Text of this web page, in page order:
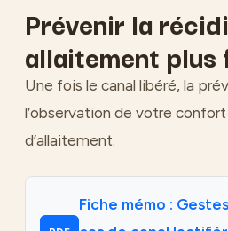
Prévenir la
allaitement plus
Une fois le canal libéré, la
l’observation de votre
d’allaitement.
Fiche mémo :